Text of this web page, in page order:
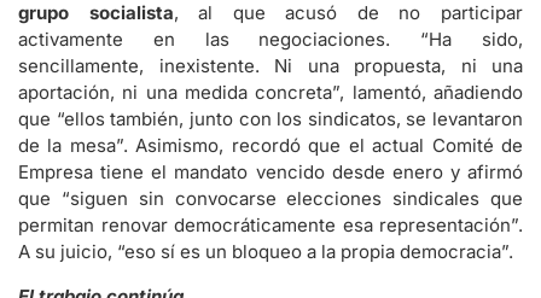
grupo socialista, al que acusó de no participar
activamente en las negociaciones. “Ha sido,
sencillamente, inexistente. Ni una propuesta, ni una
aportación, ni una medida concreta”, lamentó, añadiendo
que “ellos también, junto con los sindicatos, se levantaron
de la mesa”. Asimismo, recordó que el actual Comité de
Empresa tiene el mandato vencido desde enero y afirmó
que “siguen sin convocarse elecciones sindicales que
permitan renovar democráticamente esa representación”.
A su juicio, “eso sí es un bloqueo a la propia democracia”.